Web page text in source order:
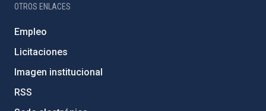
OTROS ENLACES
Empleo
Licitaciones
Imagen institucional
RSS